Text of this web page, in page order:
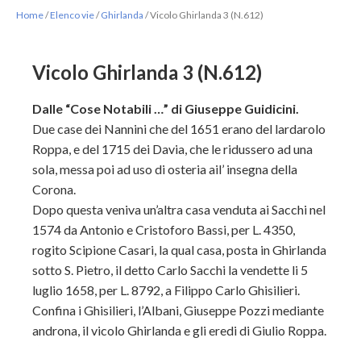
Home/Elenco vie/ Ghirlanda /Vicolo Ghirlanda 3 (N.612)
Vicolo Ghirlanda 3 (N.612)
Dalle “Cose Notabili …” di Giuseppe Guidicini.
Due case dei Nannini che del 1651 erano del lardarolo
Roppa, e del 1715 dei Davia, che le ridussero ad una
sola, messa poi ad uso di osteria ail’ insegna della
Corona.
Dopo questa veniva un’altra casa venduta ai Sacchi nel
1574 da Antonio e Cristoforo Bassi, per L. 4350,
rogito Scipione Casari, la qual casa, posta in Ghirlanda
sotto S. Pietro, il detto Carlo Sacchi la vendette li 5
luglio 1658, per L. 8792, a Filippo Carlo Ghisilieri.
Confina i Ghisilieri, l’Albani, Giuseppe Pozzi mediante
androna, il vicolo Ghirlanda e gli eredi di Giulio Roppa.